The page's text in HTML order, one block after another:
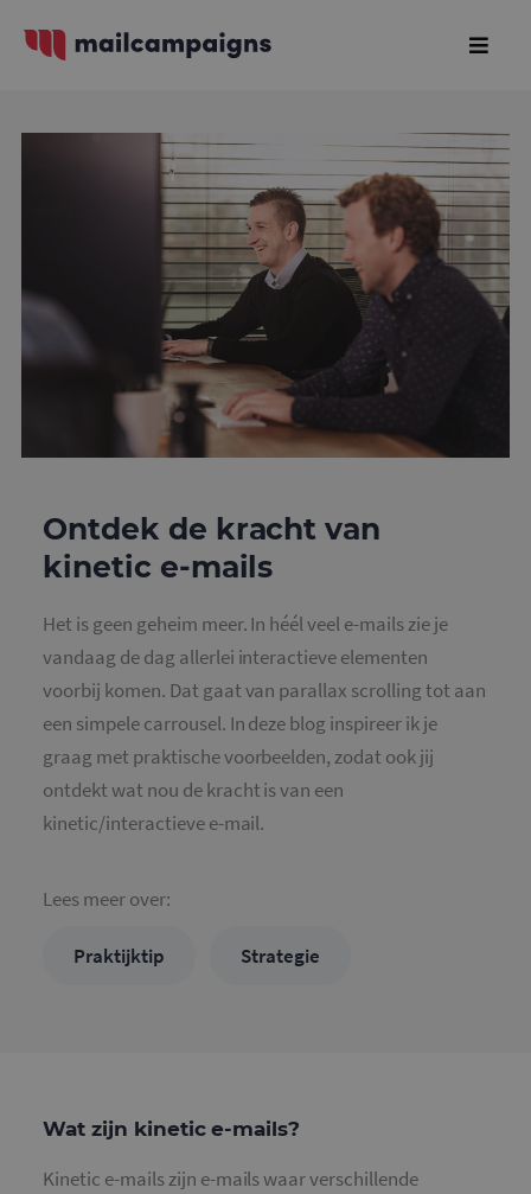
Ontdek de kracht van
kinetic e-mails
Het is geen geheim meer. In héél veel e-mails zie je
vandaag de dag allerlei interactieve elementen
voorbij komen. Dat gaat van parallax scrolling tot aan
een simpele carrousel. In deze blog inspireer ik je
graag met praktische voorbeelden, zodat ook jij
ontdekt wat nou de kracht is van een
kinetic/interactieve e-mail.
Lees meer over:
Praktijktip Strategie
Wat zijn kinetic e-mails?
Kinetic e-mails zijn e-mails waar verschillende